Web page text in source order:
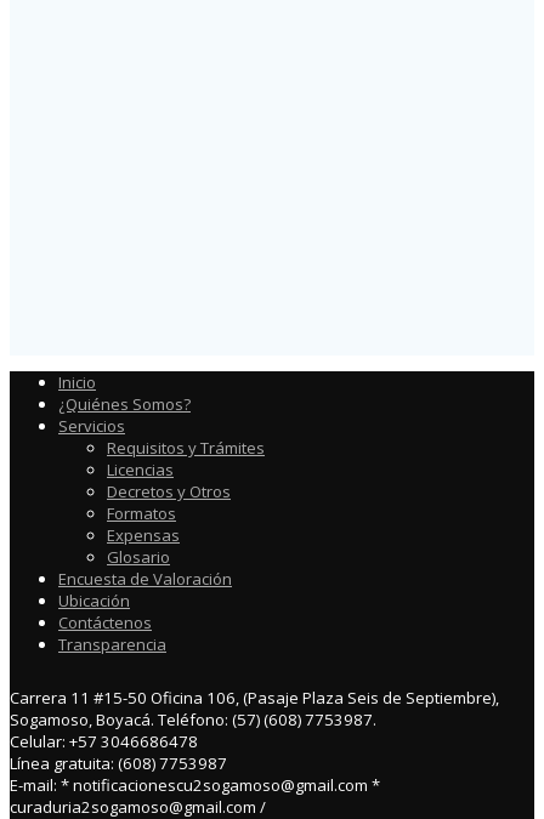
Inicio
¿Quiénes Somos?
Servicios
Requisitos y Trámites
Licencias
Decretos y Otros
Formatos
Expensas
Glosario
Encuesta de Valoración
Ubicación
Contáctenos
Transparencia
Carrera 11 #15-50 Oficina 106, (Pasaje Plaza Seis de Septiembre),
Sogamoso, Boyacá. Teléfono: (57) (608) 7753987.
Celular: +57 3046686478
Línea gratuita: (608) 7753987
E-mail: * notificacionescu2sogamoso@gmail.com *
curaduria2sogamoso@gmail.com /